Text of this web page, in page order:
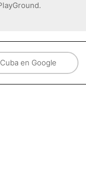
en Google